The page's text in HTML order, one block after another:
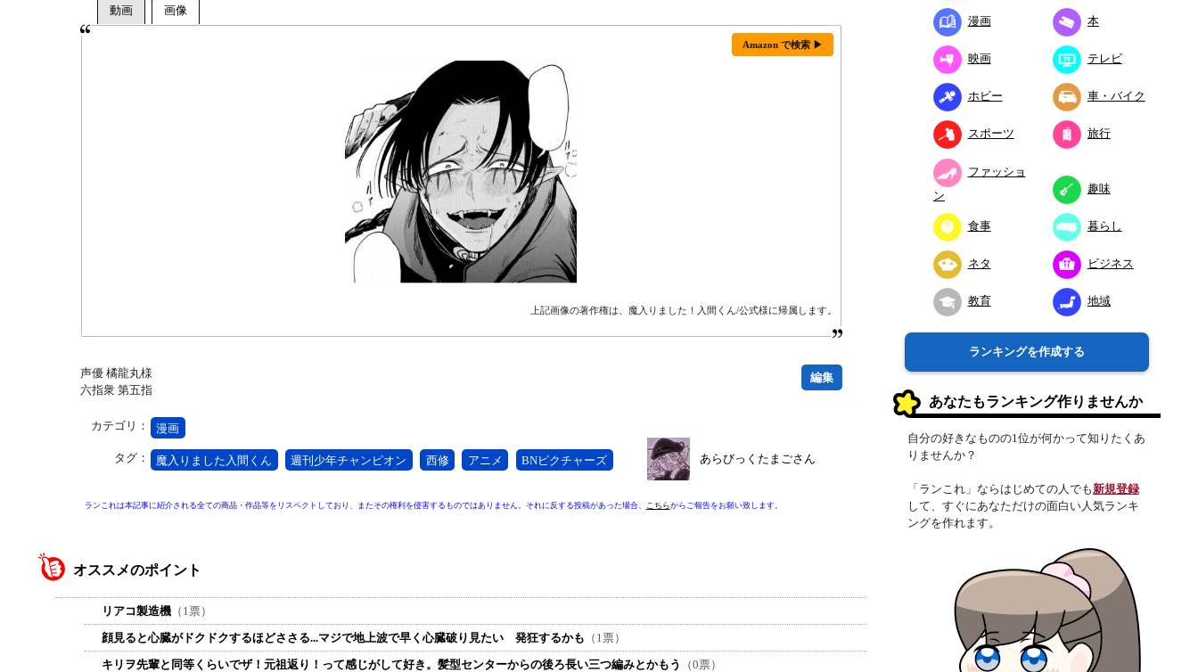
Amazon で検索 ▶
上記画像の著作権は、魔入りました！入間くん/公式様に帰属します。
声優 橘龍丸様
六指衆 第五指
カテゴリ： 漫画
タグ： 魔入りました入間くん 週刊少年チャンピオン 西修 アニメ BNピクチャーズ
編集
あらびっくたまごさん
ランこれは本記事に紹介される全ての商品・作品等をリスペクトしており、またその権利を侵害するものではありません。それに反する投稿があった場合、 こちらからご報告をお願い致します。
オススメのポイント
リアコ製造機 （1票）
顔見ると心臓がドクドクするほどささる...マジで地上波で早く心臓破り見たい 発狂するかも （1票）
キリヲ先輩と同等くらいでザ！元祖返り！って感じがして好き。髪型センターからの後ろ長い三つ編みとかもう
（0票）
漫画 本
映画 テレビ
ホビー 車・バイク
スポーツ 旅行
ファッショ
ン
趣味
食事 暮らし
ネタ ビジネス
教育 地域
ランキングを作成する
あなたもランキング作りませんか
自分の好きなものの1位が何かって知りたくあ
りませんか？
「ランこれ」ならはじめての人でも新規登録
して、すぐにあなただけの面白い人気ランキ
ングを作れます。